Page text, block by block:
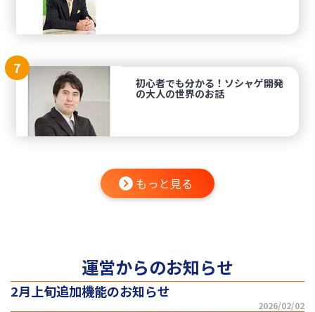
7
初心者でも分かる！ソシャゲ開発
の大人の世界のお話
もっと見る
運営からのお知らせ
2月上旬追加機能のお知らせ
2026/02/02